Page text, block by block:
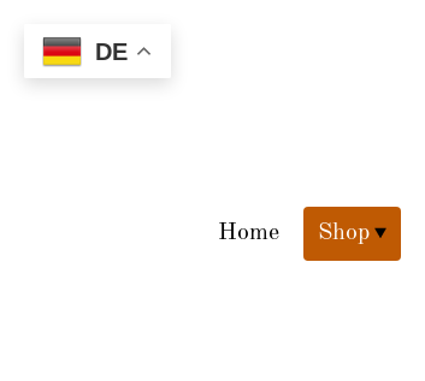
Home Shop
DE